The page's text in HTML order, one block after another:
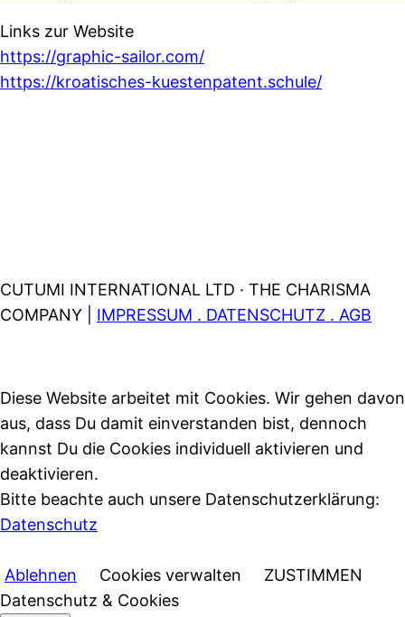
Links zur Website
https://graphic-sailor.com/
https://kroatisches-kuestenpatent.schule/
CUTUMI INTERNATIONAL LTD · THE CHARISMA
COMPANY | IMPRESSUM . DATENSCHUTZ . AGB
Diese Website arbeitet mit Cookies. Wir gehen davon
aus, dass Du damit einverstanden bist, dennoch
kannst Du die Cookies individuell aktivieren und
deaktivieren.
Bitte beachte auch unsere Datenschutzerklärung:
Datenschutz
Ablehnen Cookies verwalten
ZUSTIMMEN
Datenschutz & Cookies